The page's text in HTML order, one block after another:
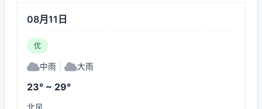
08月11日
优
中雨 大雨
23° ~ 29°